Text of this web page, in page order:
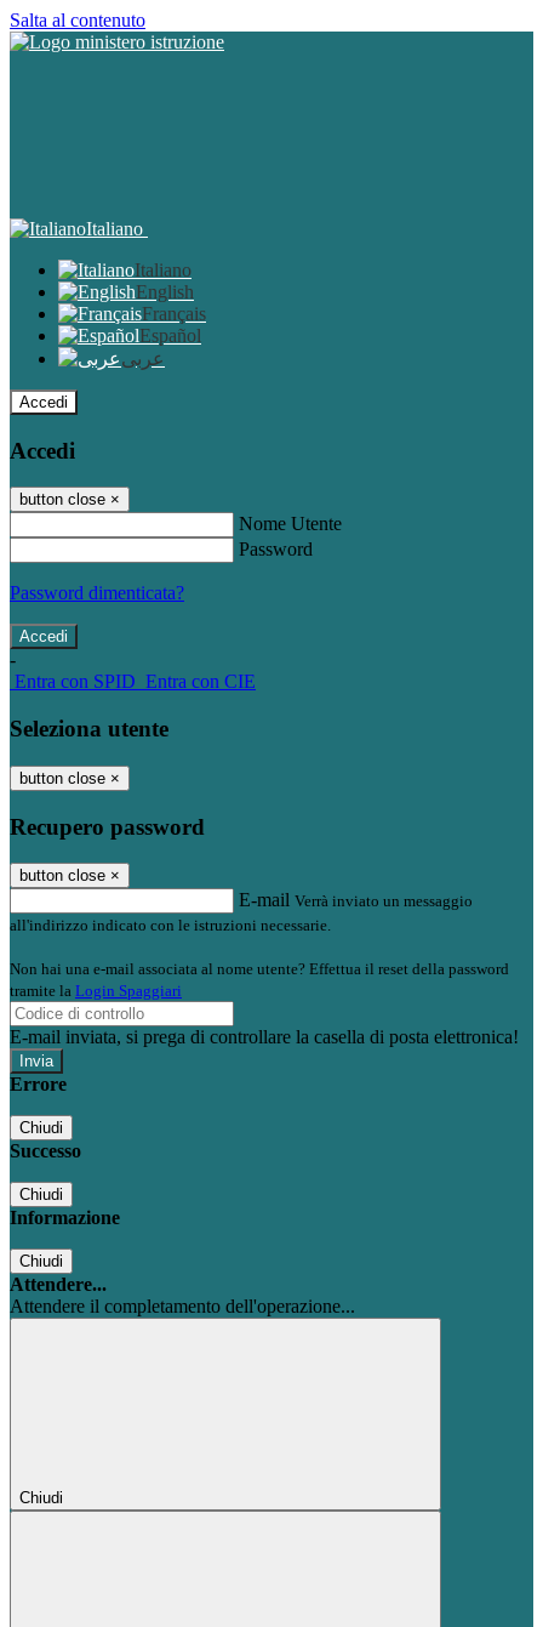
Salta al contenuto
Italiano
Italiano
English
Français
Español
عربى
Accedi
Accedi
button close ×
Nome Utente
Password
Password dimenticata?
-
Entra con SPID Entra con CIE
Seleziona utente
button close ×
Recupero password
button close ×
E-mail Verrà inviato un messaggio
all'indirizzo indicato con le istruzioni necessarie.
Non hai una e-mail associata al nome utente? Effettua il reset della password
tramite la Login Spaggiari
E-mail inviata, si prega di controllare la casella di posta elettronica!
Errore
Chiudi
Successo
Chiudi
Informazione
Chiudi
Attendere...
Attendere il completamento dell'operazione...
Chiudi